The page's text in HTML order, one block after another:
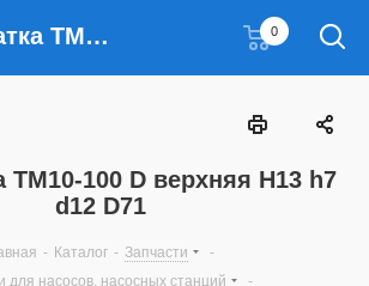
Крыльчатка ТМ10-100 D верхняя H13 h7 d12 D71 0
ТМ10-100 D верхняя H13 h7
d12 D71
- Каталог - Запчасти
-
для насосов, насосных станций
-